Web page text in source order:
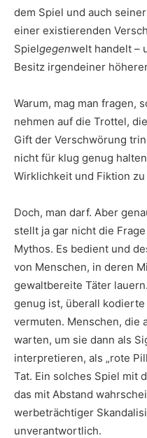
dem Spiel und auch
einer existierenden
Spielgegenwelt handelt –
Besitz irgendeiner
Warum, mag man fragen,
nehmen auf die Trottel,
Gift der Verschwörung
nicht für klug genug
Wirklichkeit und Fiktion
Doch, man darf. Aber
stellt ja gar nicht die
Mythos. Es bedient und
von Menschen, in deren
gewaltbereite Täter
genug ist, überall
vermuten. Menschen, die
warten, um sie dann als
interpretieren, als „rote
Tat. Ein solches Spiel mit
das mit Abstand
werbeträchtiger
unverantwortlich.